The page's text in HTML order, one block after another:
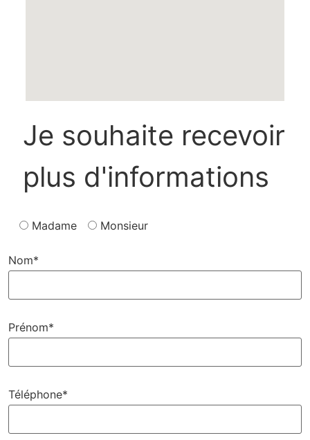
Je souhaite recevoir
plus d'informations
Madame Monsieur
Nom*
Prénom*
Téléphone*